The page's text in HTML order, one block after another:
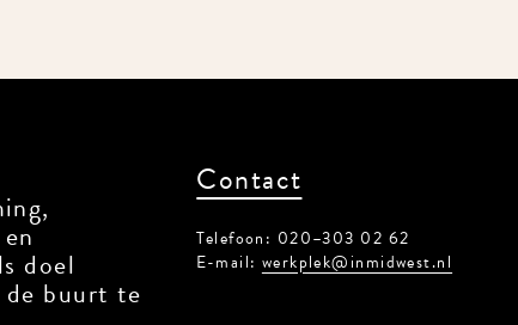
doel
buurt te
Contact
Telefoon: 020–303 02 62
E-mail: werkplek@inmidwest.nl